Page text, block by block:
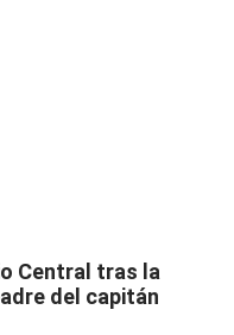
Central tras la
del capitán